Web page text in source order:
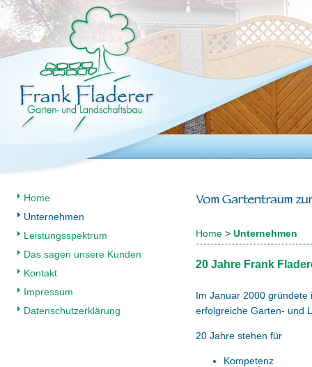
Home
Unternehmen
Leistungsspektrum
Das sagen unsere Kunden
Kontakt
Impressum
Datenschutzerklärung
Home > Unternehmen
20 Jahre Frank
Im Januar 2000 gründete
erfolgreiche Garten- und
20 Jahre stehen für
Kompetenz